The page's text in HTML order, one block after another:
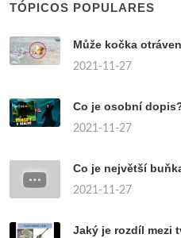
TÓPICOS POPULARES
Může kočka
2021-11-27
Co je osobní
2021-11-27
Co je největší
2021-11-27
Jaký je rozdíl mezi